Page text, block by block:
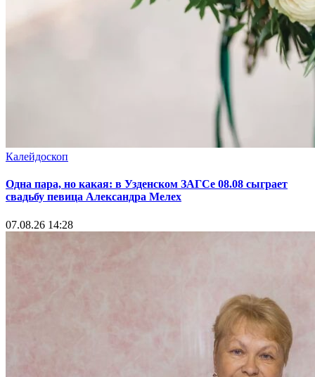
Калейдоскоп
Одна пара, но какая: в Узденском ЗАГСе 08.08 сыграет
свадьбу певица Александра Мелех
07.08.26 14:28